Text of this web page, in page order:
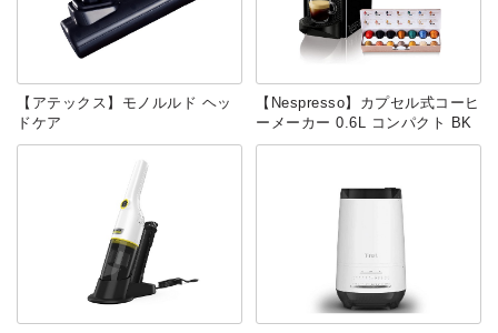
【アテックス】モノルルド ヘッ
ドケア
【Nespresso】カプセル式コーヒ
ーメーカー 0.6L コンパクト BK